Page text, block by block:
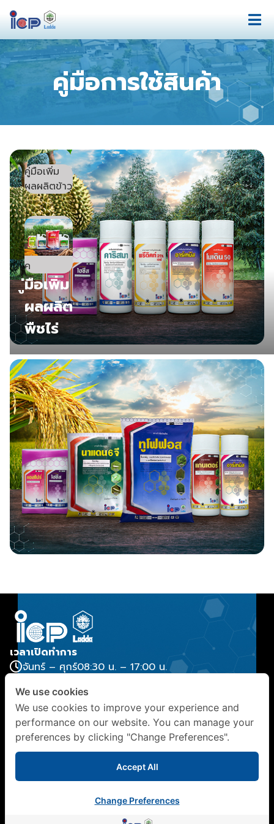
คู่มือการใช้สินค้า
คู่มือเพิ่มผลผลิตทุเรียน
คู่มือเพิ่ม
ผลผลิตข้าว
ค
ู่มือเพิ่ม
ผลผลิต
พืชไร่
เวลาเปิดทำการ
จันทร์ – ศุกร์08:30 น. – 17:00 น.
บริษัท ไอ ซี พี ลัดดา จำกัด 42 อาคาร ไอ ซี พี ชั้น 5 ถนน
สุรวงศ์ แขวงสี่พระยา เขตบางรัก กรุงเทพมหานคร 10500
ติดต่อสอบถาม
(+66) 2029 9888, (+66) 2029 9886
contact@icpladda.com
We use cookies
We use cookies to improve your experience and
performance on our website. You can manage your
preferences by clicking "Change Preferences".
Accept All
Change Preferences